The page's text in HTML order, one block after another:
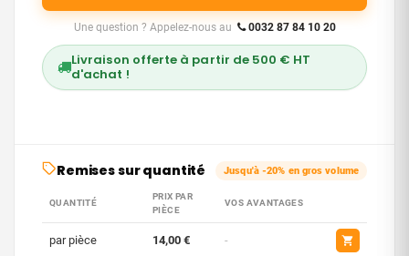
Une question ? Appelez-nous au 0032 87 84 10 20
Livraison offerte à partir de 500 € HT
d'achat !
Remises sur quantité Jusqu'à -20% en gros volume
QUANTITÉ
PRIX PAR
PIÈCE
VOS AVANTAGES
par pièce 14,00 € -